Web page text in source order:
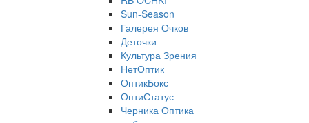
Sun-Season
Галерея Очков
Деточки
Культура Зрения
НетОптик
ОптикБокс
ОптиСтатус
Черника Оптика